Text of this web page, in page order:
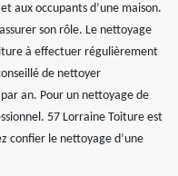
aux occupants d’une maison.
son rôle. Le nettoyage
à effectuer régulièrement
de nettoyer
an. Pour un nettoyage de
57 Lorraine Toiture est
confier le nettoyage d’une